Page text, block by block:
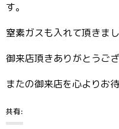
す。
窒素ガスも入れて頂きまし
御来店頂きありがとうござ
またの御来店を心よりお
共有: